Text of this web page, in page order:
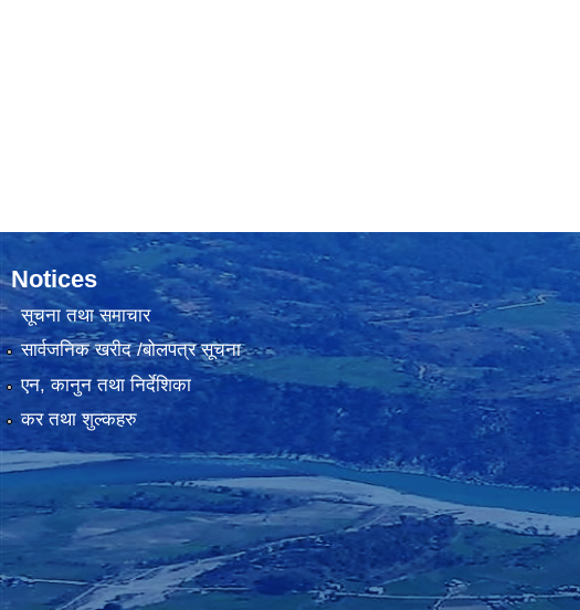
Notices
सूचना तथा समाचार
सार्वजनिक खरीद /बोलपत्र सूचना
एन, कानुन तथा निर्देशिका
कर तथा शुल्कहरु